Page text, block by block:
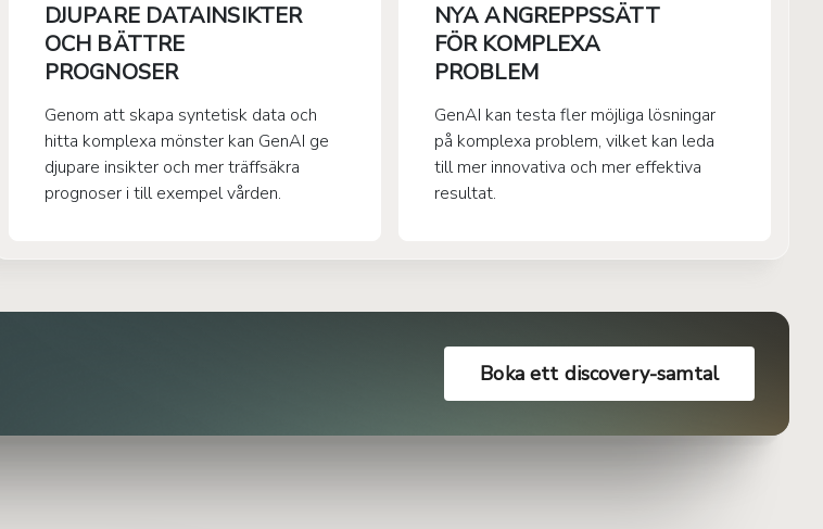
DJUPARE DATAINSIKTER
OCH BÄTTRE
PROGNOSER
Genom att skapa syntetisk data och
hitta komplexa mönster kan GenAI ge
djupare insikter och mer träffsäkra
prognoser i till exempel vården.
NYA ANGREPPSSÄTT
FÖR KOMPLEXA
PROBLEM
GenAI kan testa fler möjliga lösningar
på komplexa problem, vilket kan leda
till mer innovativa och mer effektiva
resultat.
Boka ett discovery-samtal